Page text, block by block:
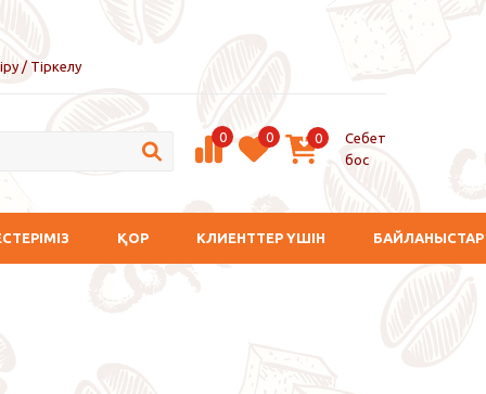
/ Тіркелу
0 0 0
Себет
бос
ҚОР КЛИЕНТТЕР ҮШІН БАЙЛАНЫСТАР